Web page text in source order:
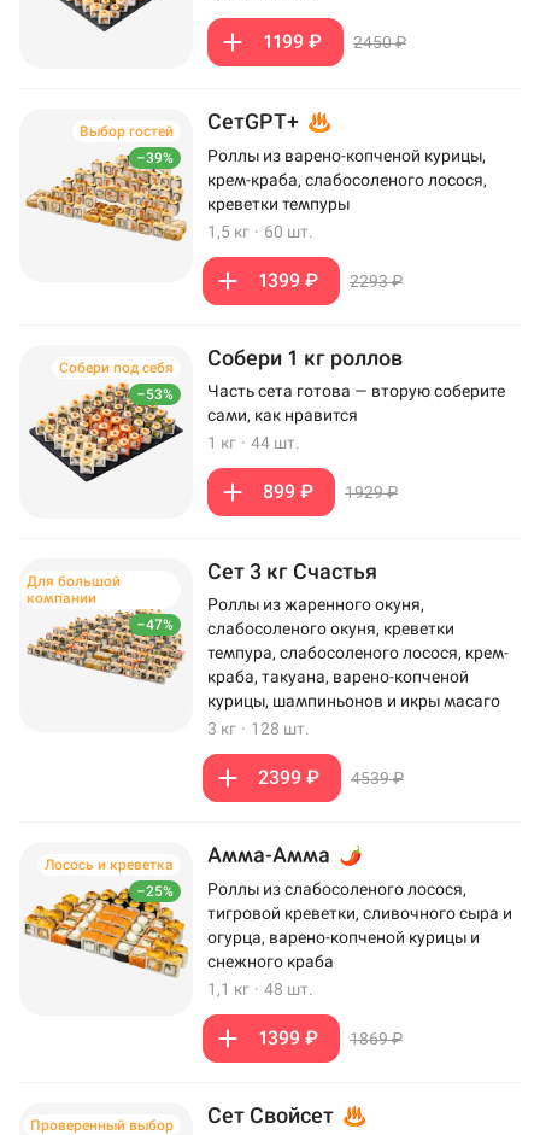
1199 ₽ 2450 ₽
–39%
Выбор гостей СетGPT+
Роллы из варено-копченой курицы,
крем-краба, слабосоленого лосося,
креветки темпуры
1,5 кг · 60 шт.
1399 ₽ 2293 ₽
–53%
Собери под себя Собери 1 кг роллов
Часть сета готова — вторую соберите
сами, как нравится
1 кг · 44 шт.
899 ₽ 1929 ₽
–47%
Для большой
компании
Сет 3 кг Счастья
Роллы из жаренного окуня,
слабосоленого окуня, креветки
темпура, слабосоленого лосося, крем-
краба, такуана, варено-копченой
курицы, шампиньонов и икры масаго
3 кг · 128 шт.
2399 ₽ 4539 ₽
–25%
Лосось и креветка Амма-Амма
Роллы из слабосоленого лосося,
тигровой креветки, сливочного сыра и
огурца, варено-копченой курицы и
снежного краба
1,1 кг · 48 шт.
1399 ₽ 1869 ₽
Проверенный выбор Сет Свойсет